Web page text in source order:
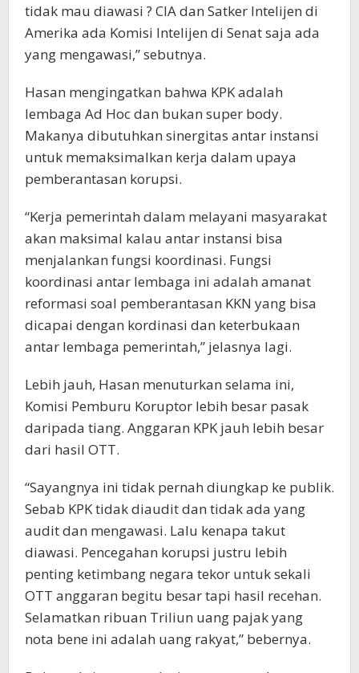
tidak mau diawasi ? CIA dan Satker Intelijen di
Amerika ada Komisi Intelijen di Senat saja ada
yang mengawasi,” sebutnya.
Hasan mengingatkan bahwa KPK adalah
lembaga Ad Hoc dan bukan super body.
Makanya dibutuhkan sinergitas antar instansi
untuk memaksimalkan kerja dalam upaya
pemberantasan korupsi.
“Kerja pemerintah dalam melayani masyarakat
akan maksimal kalau antar instansi bisa
menjalankan fungsi koordinasi. Fungsi
koordinasi antar lembaga ini adalah amanat
reformasi soal pemberantasan KKN yang bisa
dicapai dengan kordinasi dan keterbukaan
antar lembaga pemerintah,” jelasnya lagi.
Lebih jauh, Hasan menuturkan selama ini,
Komisi Pemburu Koruptor lebih besar pasak
daripada tiang. Anggaran KPK jauh lebih besar
dari hasil OTT.
“Sayangnya ini tidak pernah diungkap ke publik.
Sebab KPK tidak diaudit dan tidak ada yang
audit dan mengawasi. Lalu kenapa takut
diawasi. Pencegahan korupsi justru lebih
penting ketimbang negara tekor untuk sekali
OTT anggaran begitu besar tapi hasil recehan.
Selamatkan ribuan Triliun uang pajak yang
nota bene ini adalah uang rakyat,” bebernya.